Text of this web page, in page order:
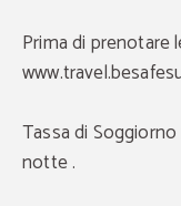
Prima di prenotare
Tassa di
notte .